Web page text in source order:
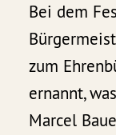
Bei dem
zum
ernannt,
Marcel